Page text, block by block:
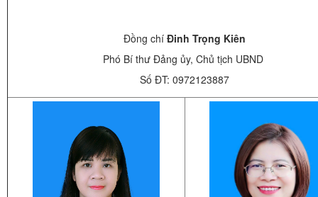
Đồng chí Đinh Trọng Kiên
Phó Bí thư Đảng ủy, Chủ tịch UBND
Số ĐT: 0972123887